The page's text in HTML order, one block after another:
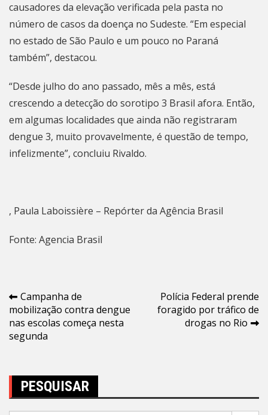
causadores da elevação verificada pela pasta no
número de casos da doença no Sudeste. “Em especial
no estado de São Paulo e um pouco no Paraná
também”, destacou.
“Desde julho do ano passado, mês a mês, está
crescendo a detecção do sorotipo 3 Brasil afora. Então,
em algumas localidades que ainda não registraram
dengue 3, muito provavelmente, é questão de tempo,
infelizmente”, concluiu Rivaldo.
, Paula Laboissière – Repórter da Agência Brasil
Fonte: Agencia Brasil
Navegação
de
Post
Campanha de
mobilização contra dengue
nas escolas começa nesta
segunda
Polícia Federal prende
foragido por tráfico de
drogas no Rio
PESQUISAR